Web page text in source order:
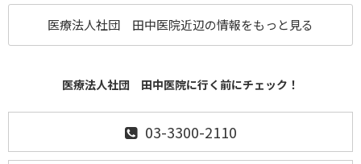
医療法人社団 田中医院近辺の情報をもっと見る
医療法人社団 田中医院に行く前にチェック！
03-3300-2110